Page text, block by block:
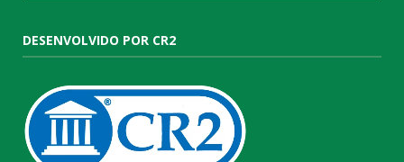
DESENVOLVIDO POR CR2